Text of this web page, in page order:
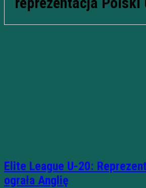
Elite League U-20:
ograła Anglię